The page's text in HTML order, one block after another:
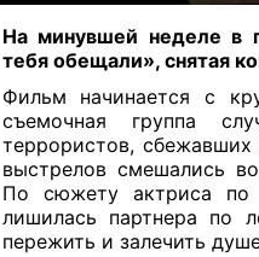
На минувшей неделе в
тебя обещали», снятая
Фильм начинается с
съемочная группа
террористов,
выстрелов смешались
По сюжету актриса по
лишилась партнера по
пережить и залечить